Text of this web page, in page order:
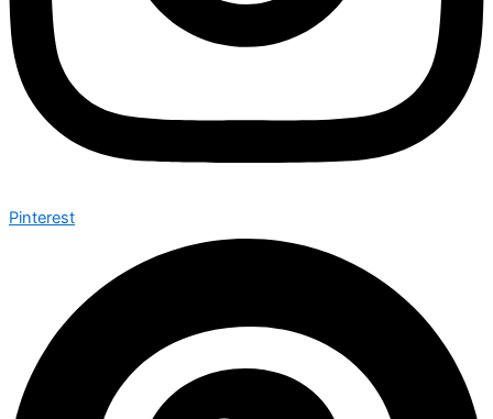
Pinterest